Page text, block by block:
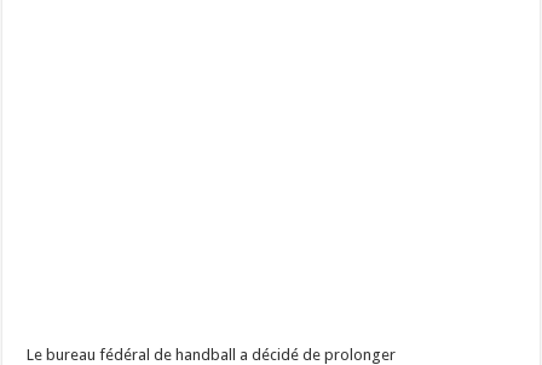
Le bureau fédéral de handball a décidé de prolonger